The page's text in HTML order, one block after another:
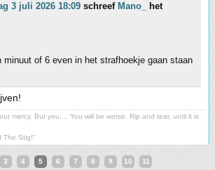
3 juli 2026 18:09 schreef Mano_
het
minuut of 6 even in het strafhoekje gaan staan
mercy. But you.... You will be worse. Rip and tear, until it is
The Stig!"
3 4 5 6 7 8 9 10 11